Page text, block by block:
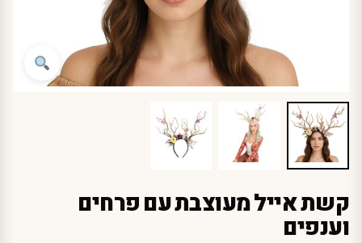
קשת אייל מעוצבת עם פרחים
וענפים